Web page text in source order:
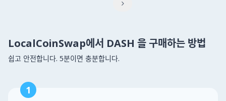

LocalCoinSwap에서 DASH 을 구매하는 방법
쉽고 안전합니다. 5분이면 충분합니다.
1